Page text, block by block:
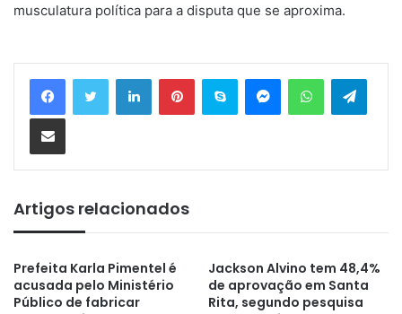
musculatura política para a disputa que se aproxima.
Artigos relacionados
Prefeita Karla Pimentel é
acusada pelo Ministério
Público de fabricar
Jackson Alvino tem 48,4%
de aprovação em Santa
Rita, segundo pesquisa